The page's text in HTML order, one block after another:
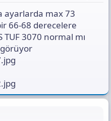
ayarlarda max 73
66-68 derecelere
TUF 3070 normal mı
görüyor